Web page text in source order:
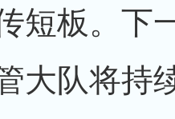
短板。下
大队将持